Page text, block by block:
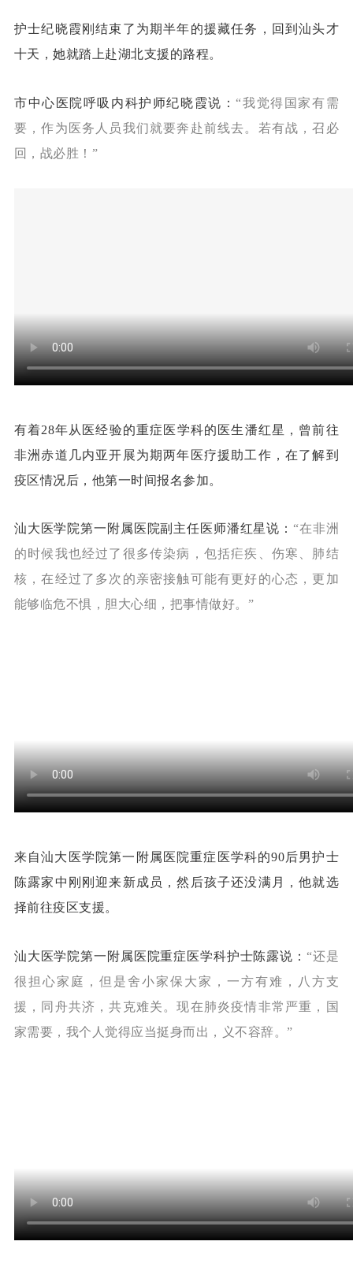
护士纪晓霞刚结束了为期半年的援藏任务，回到汕头才
十天，她就踏上赴湖北支援的路程。
市中心医院呼吸内科护师纪晓霞说： “我觉得国家有需
要，作为医务人员我们就要奔赴前线去。 若有战，召必
回，战必胜！”
有着28年从医经验的重症医学科的医生潘红星，曾前往
非洲赤道几内亚开展为期两年医疗援助工作，在了解到
疫区情况后，他第一时间报名参加。
汕大医学院第一附属医院副主任医师潘红星说： “在非洲
的时候我也经过了很多传染病， 包括疟疾、伤寒、肺结
核，在经过了多次的亲密接触可能有更好的心态， 更加
能够临危不惧，胆大心细， 把事情做好。”
来自汕大医学院第一附属医院重症医学科的90后男护士
陈露家中刚刚迎来新成员，然后孩子还没满月，他就选
择前往疫区支援。
汕大医学院第一附属医院重症医学科护士陈露说： “还是
很担心家庭， 但是舍小家保大家， 一方有难，八方支
援， 同舟共济，共克难关。现在肺炎疫情非常严重，
国
家需要，我个人觉得应当挺身而出，义不容辞。”